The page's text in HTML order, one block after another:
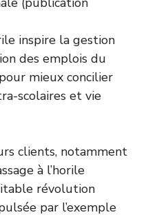
inspire la gestion
des emplois du
mieux concilier
scolaires et vie
clients, notamment
à l’horile
révolution
par l’exemple